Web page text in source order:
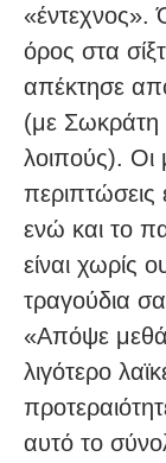
«έντεχνος».
όρος στα
απέκτησε
(με Σωκράτη
λοιπούς). Οι
περιπτώσεις
ενώ και το
είναι χωρίς
τραγούδια
«Απόψε
λιγότερο
αυτό το